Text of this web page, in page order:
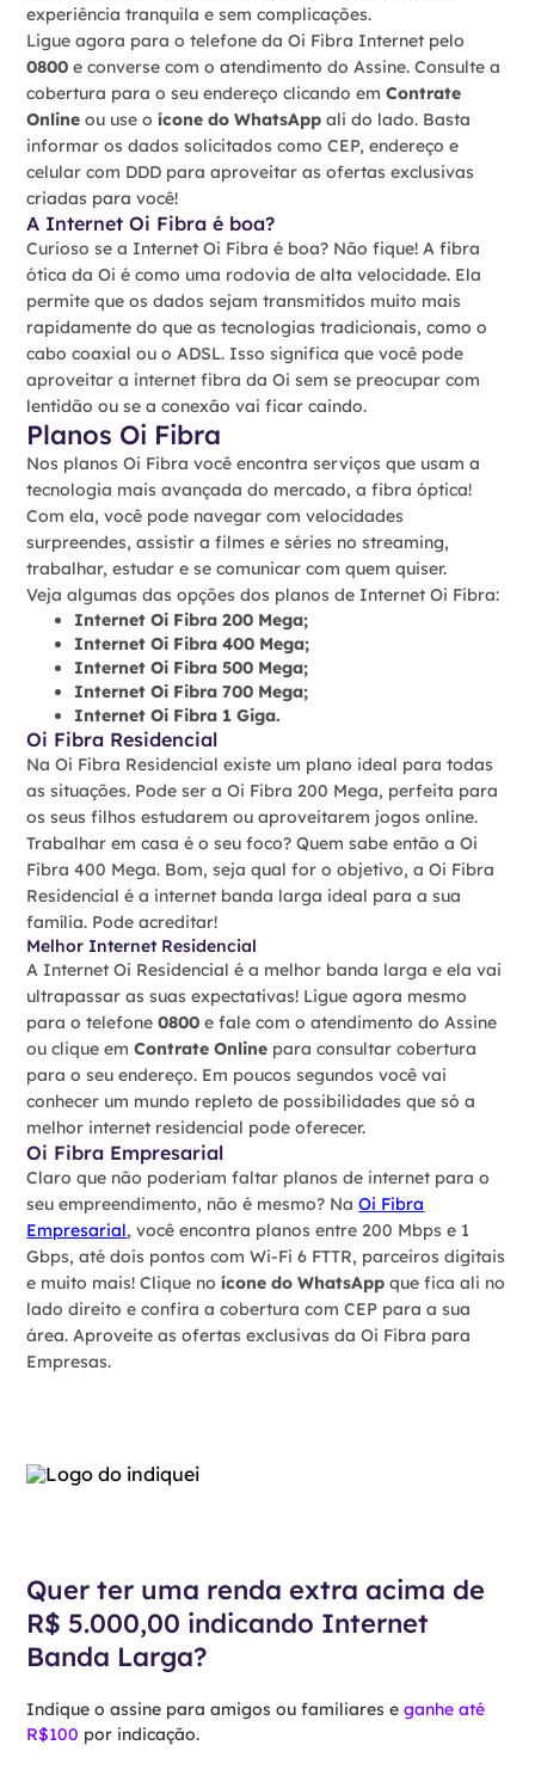
experiência tranquila e sem complicações.
Ligue agora para o telefone da Oi Fibra Internet pelo
0800e converse com o atendimento do Assine. Consulte a
cobertura para o seu endereço clicando emContrate
Online ou use oícone do WhatsApp ali do lado. Basta
informar os dados solicitados como CEP, endereço e
celular com DDD para aproveitar as ofertas exclusivas
criadas para você!
A Internet Oi Fibra é boa?
Curioso se a Internet Oi Fibra é boa? Não fique! A fibra
ótica da Oi é como uma rodovia de alta velocidade. Ela
permite que os dados sejam transmitidos muito mais
rapidamente do que as tecnologias tradicionais, como o
cabo coaxial ou o ADSL. Isso significa que você pode
aproveitar a internet fibra da Oi sem se preocupar com
lentidão ou se a conexão vai ficar caindo.
Planos Oi Fibra
Nos planos Oi Fibra você encontra serviços que usam a
tecnologia mais avançada do mercado, a fibra óptica!
Com ela, você pode navegar com velocidades
surpreendes, assistir a filmes e séries no streaming,
trabalhar, estudar e se comunicar com quem quiser.
Veja algumas das opções dos planos de Internet Oi Fibra:
Internet Oi Fibra 200 Mega;
Internet Oi Fibra 400 Mega;
Internet Oi Fibra 500 Mega;
Internet Oi Fibra 700 Mega;
Internet Oi Fibra 1 Giga.
Oi Fibra Residencial
Na Oi Fibra Residencial existe um plano ideal para todas
as situações. Pode ser a Oi Fibra 200 Mega, perfeita para
os seus filhos estudarem ou aproveitarem jogos online.
Trabalhar em casa é o seu foco? Quem sabe então a Oi
Fibra 400 Mega. Bom, seja qual for o objetivo, a Oi Fibra
Residencial é a internet banda larga ideal para a sua
família. Pode acreditar!
Melhor Internet Residencial
A Internet Oi Residencial é a melhor banda larga e ela vai
ultrapassar as suas expectativas! Ligue agora mesmo
para o telefone0800e fale com o atendimento do Assine
ou clique emContrate Online para consultar cobertura
para o seu endereço. Em poucos segundos você vai
conhecer um mundo repleto de possibilidades que só a
melhor internet residencial pode oferecer.
Oi Fibra Empresarial
Claro que não poderiam faltar planos de internet para o
seu empreendimento, não é mesmo? NaOi Fibra
Empresarial, você encontra planos entre 200 Mbps e 1
Gbps, até dois pontos com Wi-Fi 6 FTTR, parceiros digitais
e muito mais! Clique noícone do WhatsApp que fica ali no
lado direito e confira a cobertura com CEP para a sua
área. Aproveite as ofertas exclusivas da Oi Fibra para
Empresas.
Quer ter uma renda extra acima de
R$ 5.000,00 indicando Internet
Banda Larga?
Indique o assine para amigos ou familiares eganhe até
R$100 por indicação.